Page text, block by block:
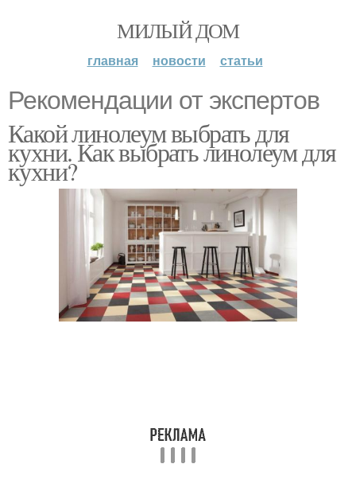
МИЛЫЙ ДОМ
главная новости статьи
Рекомендации от экспертов
Какой линолеум выбрать для
кухни. Как выбрать линолеум для
кухни?